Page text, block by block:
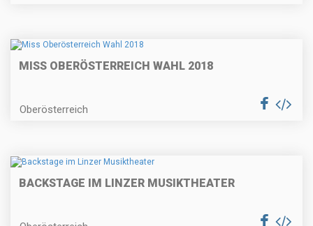
MISS OBERÖSTERREICH WAHL 2018
Oberösterreich
BACKSTAGE IM LINZER MUSIKTHEATER